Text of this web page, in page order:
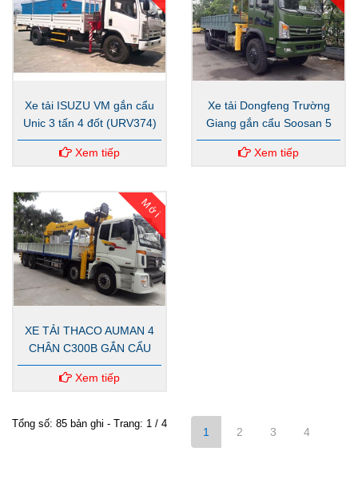
Xe tải ISUZU VM gắn cẩu
Unic 3 tấn 4 đốt (URV374)
Xem tiếp
Xe tải Dongfeng Trường
Giang gắn cẩu Soosan 5
tấn SCS513
Xem tiếp
Mới
XE TẢI THACO AUMAN 4
CHÂN C300B GẮN CẨU
SOOSAN 10 TẤN SCS
1015LS
Xem tiếp
Tổng số: 85 bản ghi - Trang: 1 / 4
1 2 3 4